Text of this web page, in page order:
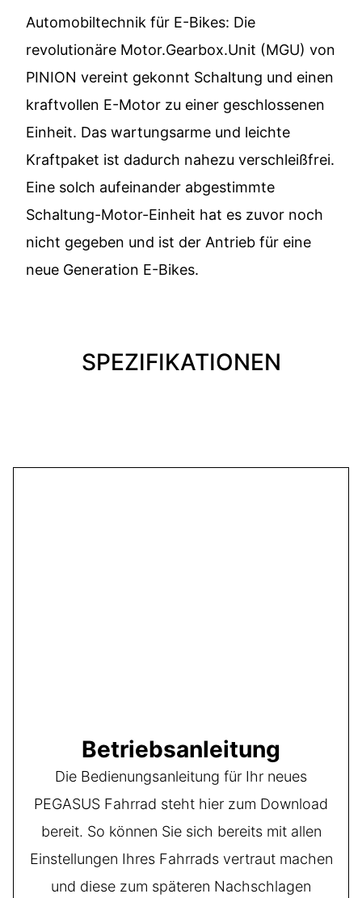
Automobiltechnik für E-Bikes: Die
revolutionäre Motor.Gearbox.Unit (MGU) von
PINION vereint gekonnt Schaltung und einen
kraftvollen E-Motor zu einer geschlossenen
Einheit. Das wartungsarme und leichte
Kraftpaket ist dadurch nahezu verschleißfrei.
Eine solch aufeinander abgestimmte
Schaltung-Motor-Einheit hat es zuvor noch
nicht gegeben und ist der Antrieb für eine
neue Generation E-Bikes.
SPEZIFIKATIONEN
Betriebsanleitung
Die Bedienungsanleitung für Ihr neues
PEGASUS Fahrrad steht hier zum Download
bereit. So können Sie sich bereits mit allen
Einstellungen Ihres Fahrrads vertraut machen
und diese zum späteren Nachschlagen